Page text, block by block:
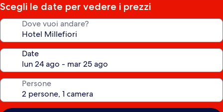
Scegli le date per vedere i prezzi
Dove vuoi andare?
Date
Persone